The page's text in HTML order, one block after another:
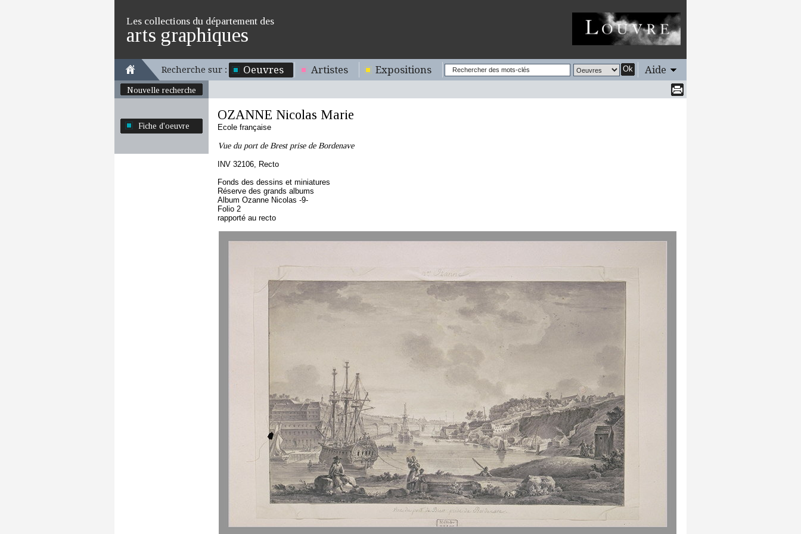
Les collections du département des
arts graphiques
Recherche sur : Oeuvres Artistes Expositions Ok Aide
Nouvelle recherche
Fiche d'oeuvre
OZANNE Nicolas Marie
Ecole française
Vue du port de Brest prise de Bordenave
INV 32106, Recto
Fonds des dessins et miniatures
Réserve des grands albums
Album Ozanne Nicolas -9-
Folio 2
rapporté au recto